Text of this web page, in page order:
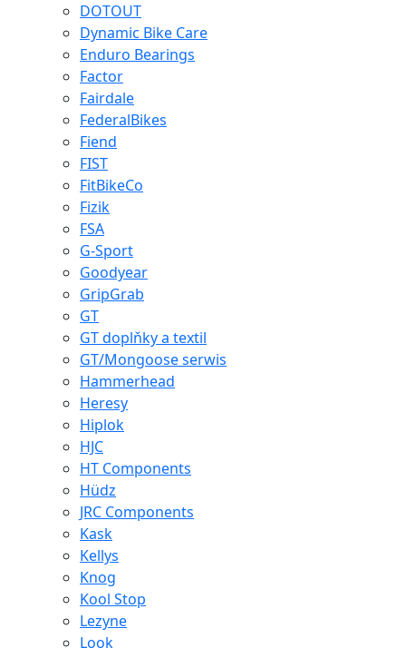
DOTOUT
Dynamic Bike Care
Enduro Bearings
Factor
Fairdale
FederalBikes
Fiend
FIST
FitBikeCo
Fizik
FSA
G-Sport
Goodyear
GripGrab
GT
GT doplňky a textil
GT/Mongoose serwis
Hammerhead
Heresy
Hiplok
HJC
HT Components
Hüdz
JRC Components
Kask
Kellys
Knog
Kool Stop
Lezyne
Look